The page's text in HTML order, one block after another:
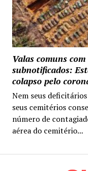
Valas comuns
subnotificados:
colapso pelo
Nem seus
seus cemitérios
número de
aérea do cemitério...